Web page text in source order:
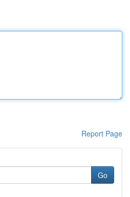
Report Page
Go